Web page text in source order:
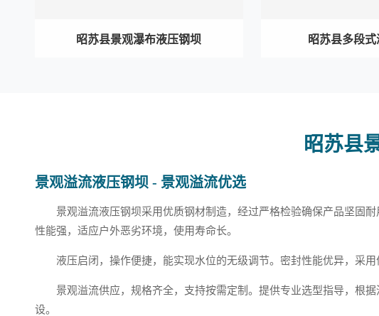
昭苏县景观瀑布液压钢坝 昭苏县多段
昭苏县
景观溢流液压钢坝 - 景观溢流优选
景观溢流液压钢坝采用优质钢材制造，经过严格检验确保产品坚固
性能强，适应户外恶劣环境，使用寿命长。
液压启闭，操作便捷，能实现水位的无级调节。密封性能优异，采
景观溢流供应，规格齐全，支持按需定制。提供专业选型指导，根
设。